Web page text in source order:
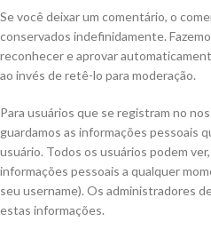
Se você deixar um comentário, o
conservados indefinidamente.
reconhecer e aprovar
ao invés de retê-lo para moderação.
Para usuários que se registram no
guardamos as informações pessoais
usuário. Todos os usuários podem
informações pessoais a qualquer
seu username). Os administradores
estas informações.